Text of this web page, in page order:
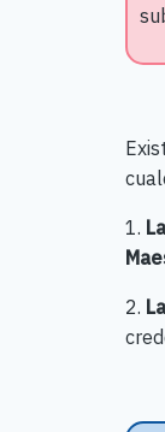
1.
2.